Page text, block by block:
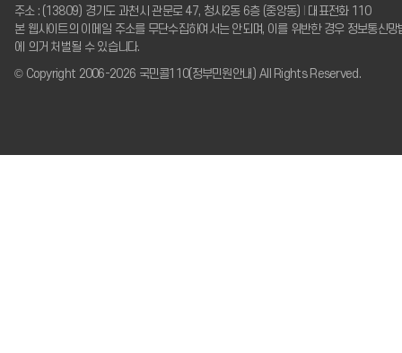
주소 : (13809) 경기도 과천시 관문로 47, 청사2동 6층 (중앙동)
대표전화 110
본 웹사이트의 이메일 주소를 무단수집하여서는 안되며, 이를 위반한 경우 정보통신망
에 의거 처벌될 수 있습니다.
© Copyright 2006-2026 국민콜110(정부민원안내) All Rights Reserved.